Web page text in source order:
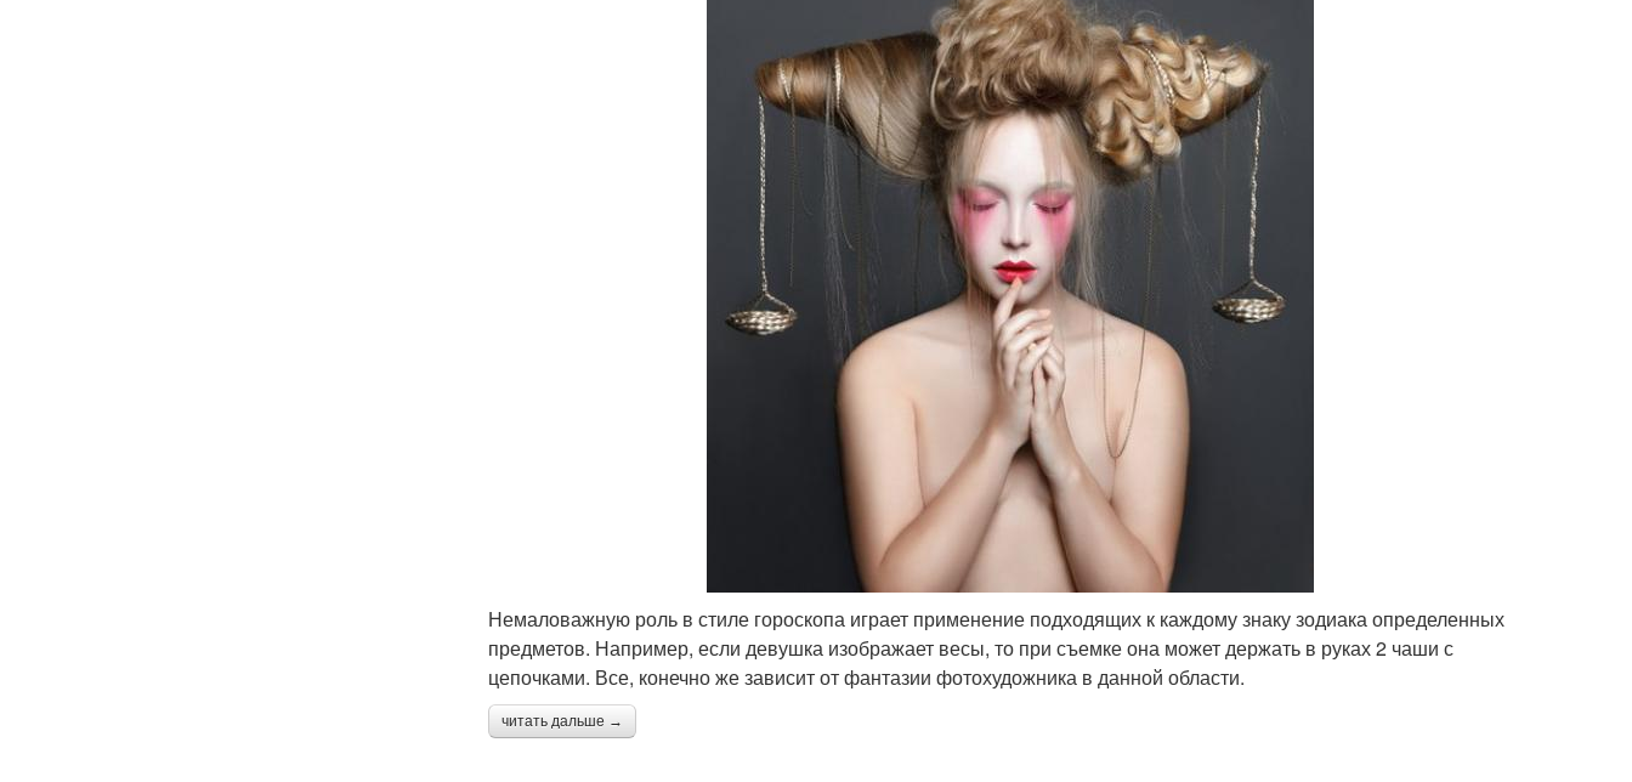
Немаловажную роль в стиле гороскопа играет применение подходящих к каждому знаку зодиака определенных
предметов. Например, если девушка изображает весы, то при съемке она может держать в руках 2 чаши с
цепочками. Все, конечно же зависит от фантазии фотохудожника в данной области.
читать дальше →